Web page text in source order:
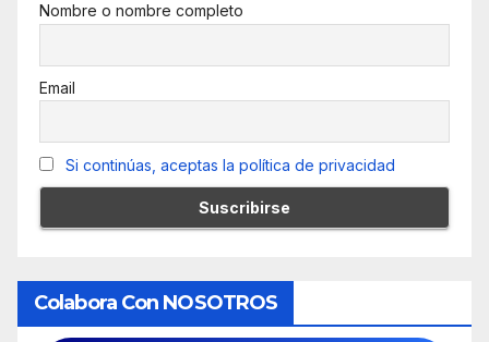
Nombre o nombre completo
Email
Si continúas, aceptas la política de privacidad
Colabora Con NOSOTROS